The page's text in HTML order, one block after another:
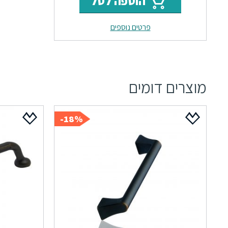
היה:
₪64.
הוא:
₪53.
פרטים נוספים
מוצרים דומים
18%-